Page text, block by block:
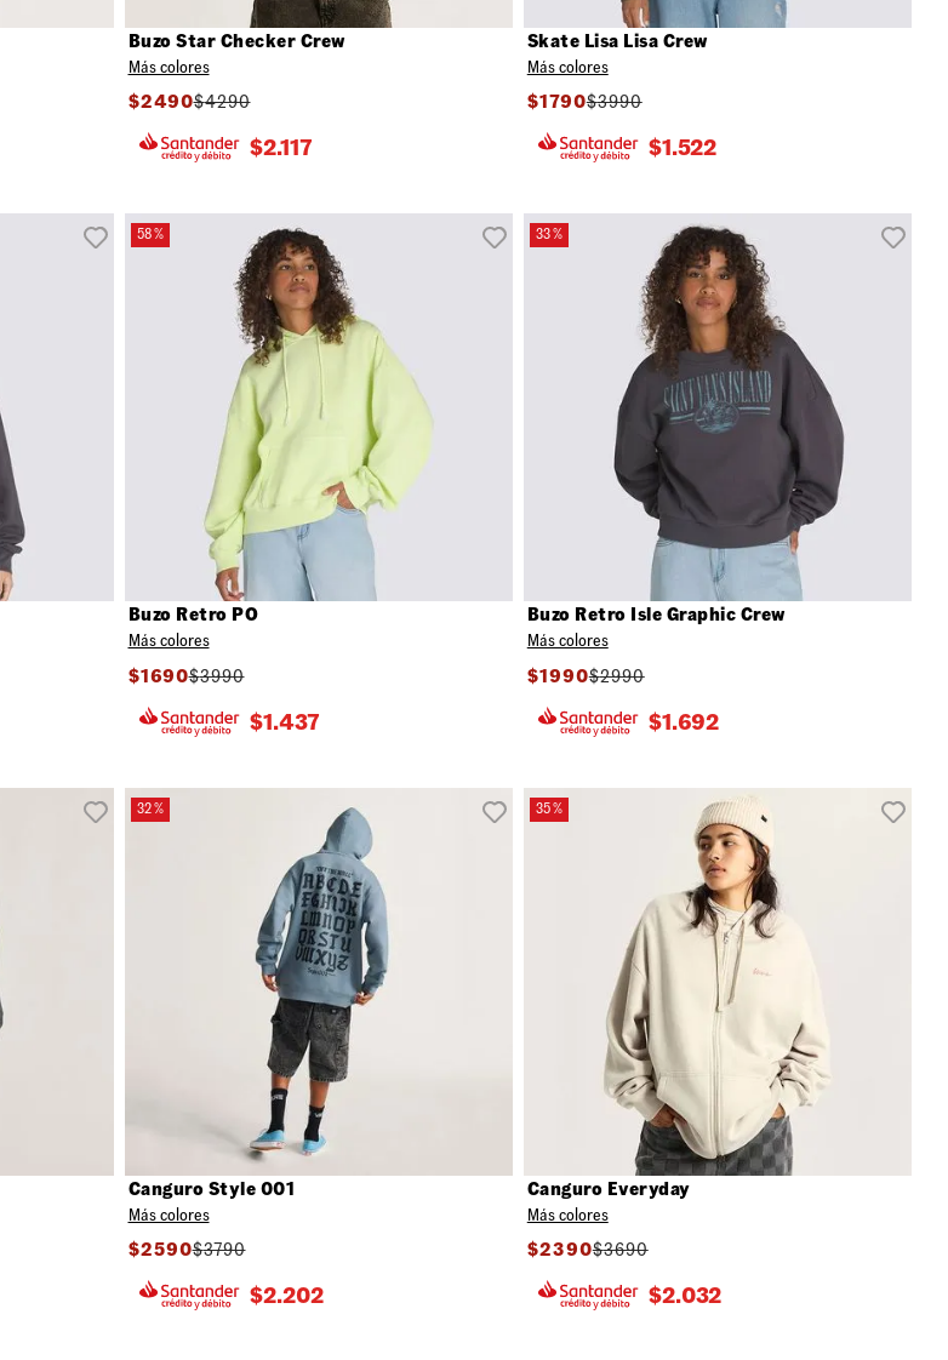
Buzo Star Checker Crew
Más colores
$2490$4290
$2.117
Skate Lisa Lisa Crew
Más colores
$1790$3990
$1.522
58 %
Buzo Retro PO
Más colores
$1690$3990
$1.437
33 %
Buzo Retro Isle Graphic Crew
Más colores
$1990$2990
$1.692
32 %
Canguro Style 001
Más colores
$2590$3790
$2.202
35 %
Canguro Everyday
Más colores
$2390$3690
$2.032